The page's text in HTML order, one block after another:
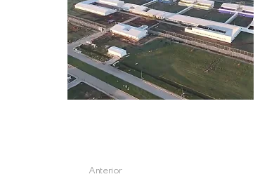
Anterior